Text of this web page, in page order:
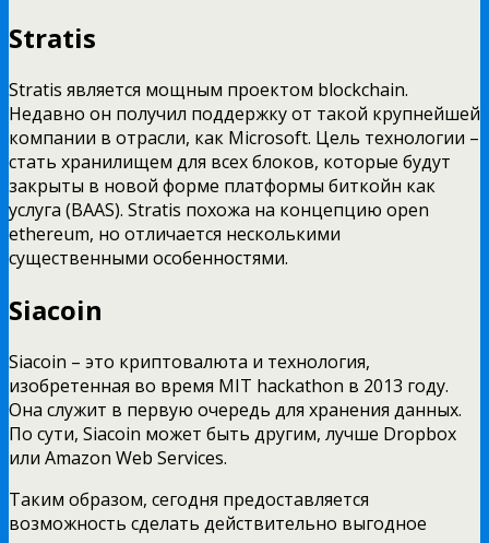
Stratis
Stratis является мощным проектом blockchain.
Недавно он получил поддержку от такой крупнейшей
компании в отрасли, как Microsoft. Цель технологии –
стать хранилищем для всех блоков, которые будут
закрыты в новой форме платформы биткойн как
услуга (BAAS). Stratis похожа на концепцию open
ethereum, но отличается несколькими
существенными особенностями.
Siacoin
Siacoin – это криптовалюта и технология,
изобретенная во время MIT hackathon в 2013 году.
Она служит в первую очередь для хранения данных.
По сути, Siacoin может быть другим, лучше Dropbox
или Amazon Web Services.
Таким образом, сегодня предоставляется
возможность сделать действительно выгодное